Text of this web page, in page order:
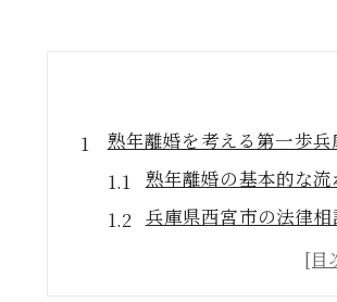
熟年離婚を考える第一歩
熟年離婚の基本的な流
兵庫県西宮市の法律
自分に合った弁護士